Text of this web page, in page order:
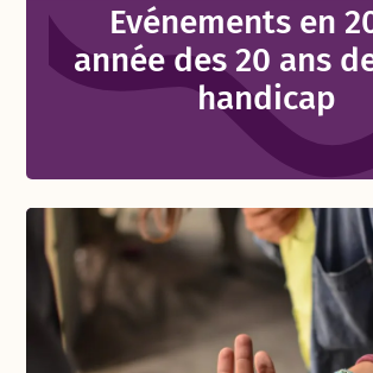
Evénements en
année des 20 ans
handicap